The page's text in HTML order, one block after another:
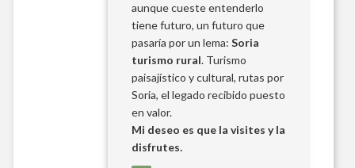
aunque cueste entenderlo
tiene futuro, un futuro que
pasaría por un lema:Soria
turismo rural. Turismo
paisajístico y cultural, rutas por
Soria, el legado recibido puesto
en valor.
Mi deseo es que la visites y la
disfrutes.